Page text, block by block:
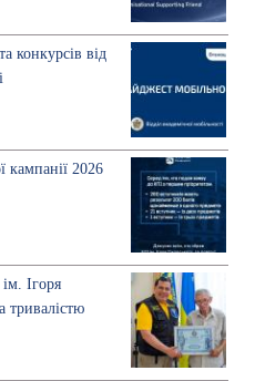
конкурсів від
кампанії 2026
Ігоря
тривалістю